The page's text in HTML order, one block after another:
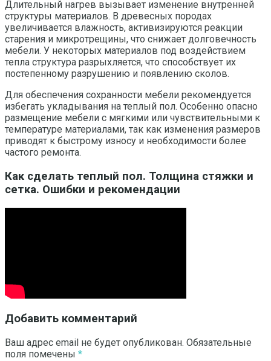
Длительный нагрев вызывает изменение внутренней
структуры материалов. В древесных породах
увеличивается влажность, активизируются реакции
старения и микротрещины, что снижает долговечность
мебели. У некоторых материалов под воздействием
тепла структура разрыхляется, что способствует их
постепенному разрушению и появлению сколов.
Для обеспечения сохранности мебели рекомендуется
избегать укладывания на теплый пол. Особенно опасно
размещение мебели с мягкими или чувствительными к
температуре материалами, так как изменения размеров
приводят к быстрому износу и необходимости более
частого ремонта.
Как сделать теплый пол. Толщина стяжки и
сетка. Ошибки и рекомендации
Добавить комментарий
Ваш адрес email не будет опубликован. Обязательные
поля помечены *